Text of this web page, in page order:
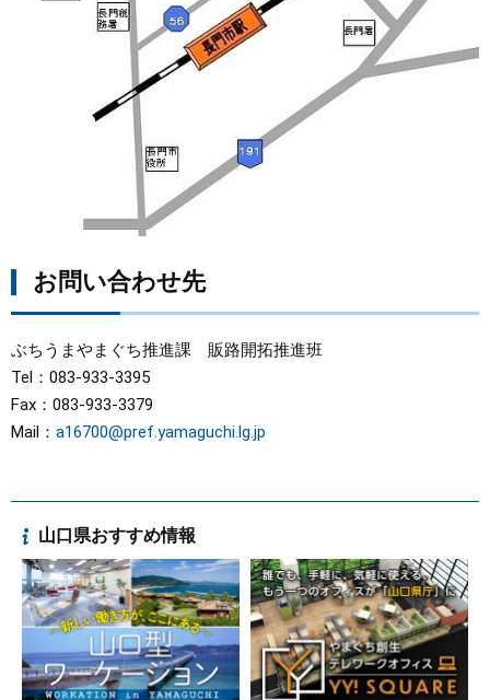
お問い合わせ先
ぶちうまやまぐち推進課 販路開拓推進班
Tel：083-933-3395
Fax：083-933-3379
Mail： a16700@pref.yamaguchi.lg.jp
山口県おすすめ情報